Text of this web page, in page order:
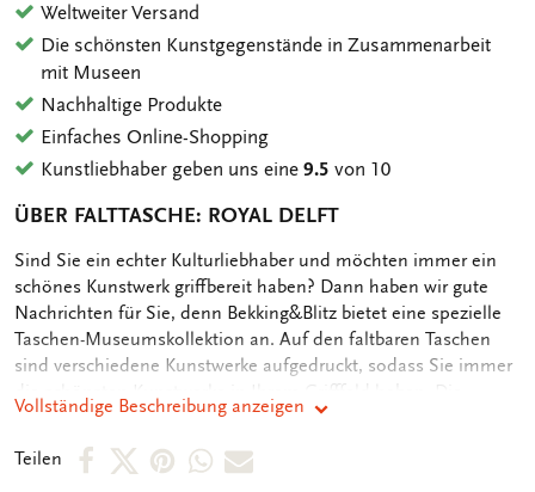
Weltweiter Versand
Die schönsten Kunstgegenstände in Zusammenarbeit
mit Museen
Nachhaltige Produkte
Einfaches Online-Shopping
Kunstliebhaber geben uns eine9.5 von 10
ÜBER FALTTASCHE: ROYAL DELFT
OMSCHRIJVING
Sind Sie ein echter Kulturliebhaber und möchten immer ein
schönes Kunstwerk griffbereit haben? Dann haben wir gute
Nachrichten für Sie, denn Bekking&Blitz bietet eine spezielle
Taschen-Museumskollektion an. Auf den faltbaren Taschen
sind verschiedene Kunstwerke aufgedruckt, sodass Sie immer
die schönsten Kunstwerke in Ihrem Grifffeld haben. Die
Falttasche von Bekking&Blitz wiegt nur 72 Gramm und ist
faltbar, sodass sie einfach in Ihrer Tasche verstaut werden
kann, ideal um Sie allzeit zur Hand zu haben. Die Masse der
Vollständige Beschreibung anzeigen
Teilen
Per Per Per PerPer